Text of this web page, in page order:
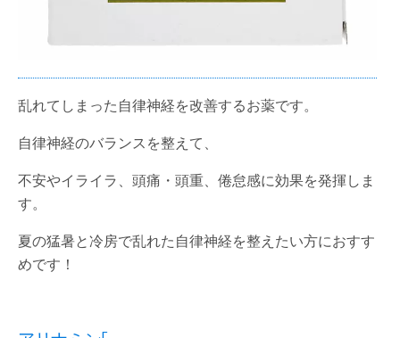
乱れてしまった自律神経を改善するお薬です。
自律神経のバランスを整えて、
不安やイライラ、頭痛・頭重、倦怠感に効果を発揮しま
す。
夏の猛暑と冷房で乱れた自律神経を整えたい方におすす
めです！